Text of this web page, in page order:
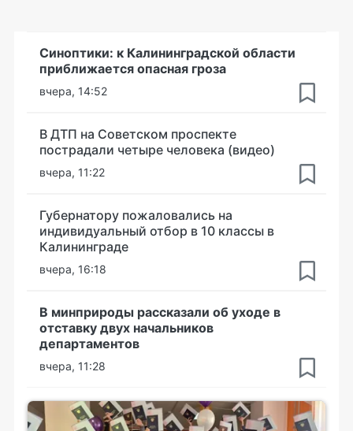
Синоптики: к Калининградской области
приближается опасная гроза
вчера, 14:52
В ДТП на Советском проспекте
пострадали четыре человека (видео)
вчера, 11:22
Губернатору пожаловались на
индивидуальный отбор в 10 классы в
Калининграде
вчера, 16:18
В минприроды рассказали об уходе в
отставку двух начальников
департаментов
вчера, 11:28